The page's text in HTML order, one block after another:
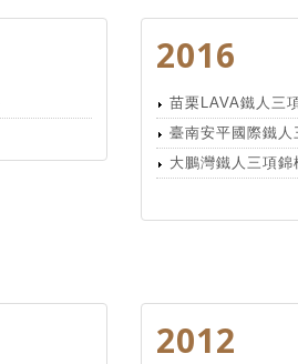
2016
苗栗LAVA鐵人三
臺南安平國際鐵
大鵬灣鐵人三項錦
2012